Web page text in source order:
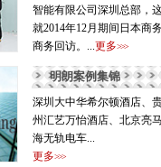
智能有限公司深圳总部，
就2014年12月期间日本商
商务回访。...更多>>>
明朗案例集锦
深圳大中华希尔顿酒店、
州汇艺万怡酒店、北京亮
海无轨电车...
更多>>>